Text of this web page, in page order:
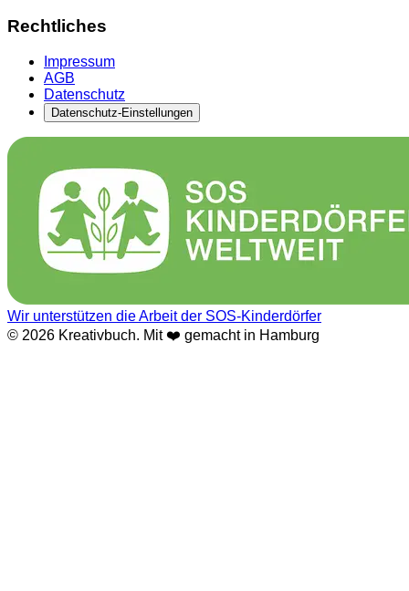
Rechtliches
Impressum
AGB
Datenschutz
Datenschutz-Einstellungen
Wir unterstützen die Arbeit der SOS-Kinderdörfer
© 2026 Kreativbuch. Mit ❤️ gemacht in Hamburg